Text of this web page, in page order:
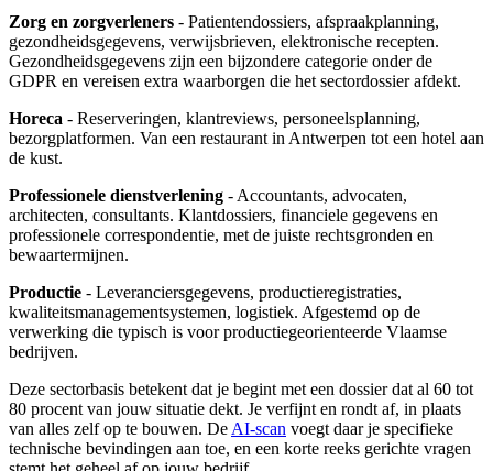
Zorg en zorgverleners - Patientendossiers, afspraakplanning,
gezondheidsgegevens, verwijsbrieven, elektronische recepten.
Gezondheidsgegevens zijn een bijzondere categorie onder de
GDPR en vereisen extra waarborgen die het sectordossier afdekt.
Horeca - Reserveringen, klantreviews, personeelsplanning,
bezorgplatformen. Van een restaurant in Antwerpen tot een hotel aan
de kust.
Professionele dienstverlening - Accountants, advocaten,
architecten, consultants. Klantdossiers, financiele gegevens en
professionele correspondentie, met de juiste rechtsgronden en
bewaartermijnen.
Productie - Leveranciersgegevens, productieregistraties,
kwaliteitsmanagementsystemen, logistiek. Afgestemd op de
verwerking die typisch is voor productiegeorienteerde Vlaamse
bedrijven.
Deze sectorbasis betekent dat je begint met een dossier dat al 60 tot
80 procent van jouw situatie dekt. Je verfijnt en rondt af, in plaats
van alles zelf op te bouwen. De AI-scan voegt daar je specifieke
technische bevindingen aan toe, en een korte reeks gerichte vragen